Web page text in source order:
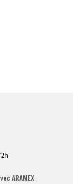
ARAMEX